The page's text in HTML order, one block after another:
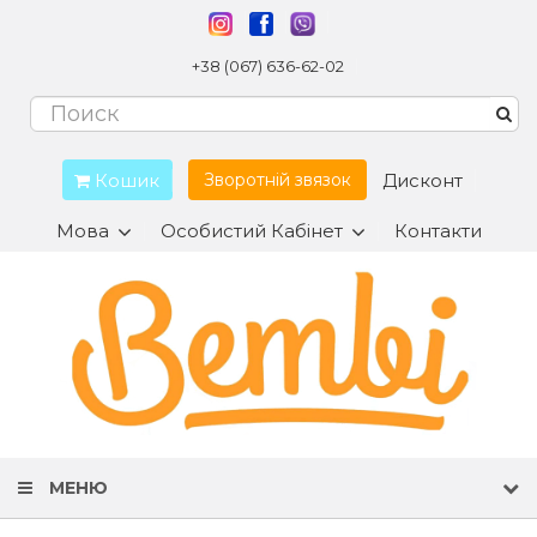
+38 (067) 636-62-02
Кошик Зворотній звязок Дисконт
Мова Особистий Кабінет Контакти
МЕНЮ